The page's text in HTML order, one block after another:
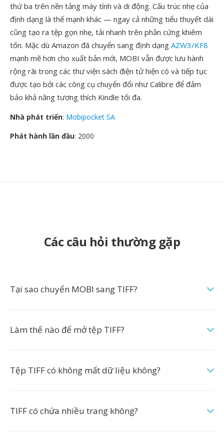
thứ ba trên nền tảng máy tính và di động. Cấu trúc nhẹ của
định dạng là thế mạnh khác — ngay cả những tiểu thuyết dài
cũng tạo ra tệp gọn nhẹ, tải nhanh trên phần cứng khiêm
tốn. Mặc dù Amazon đã chuyển sang định dạng AZW3/KF8
mạnh mẽ hơn cho xuất bản mới, MOBI vẫn được lưu hành
rộng rãi trong các thư viện sách điện tử hiện có và tiếp tục
được tạo bởi các công cụ chuyển đổi như Calibre để đảm
bảo khả năng tương thích Kindle tối đa.
Nhà phát triển: Mobipocket SA
Phát hành lần đầu: 2000
Các câu hỏi thường gặp
Tại sao chuyển MOBI sang TIFF?
Làm thế nào để mở tệp TIFF?
Tệp TIFF có không mất dữ liệu không?
TIFF có chứa nhiều trang không?